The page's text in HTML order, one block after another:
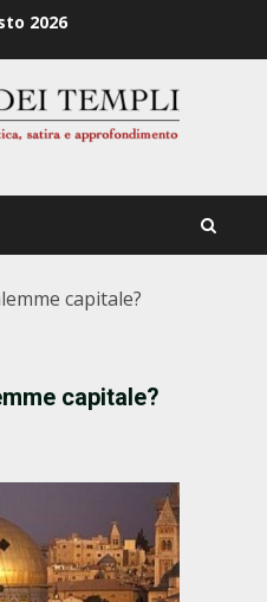
2026
capitale?
capitale?